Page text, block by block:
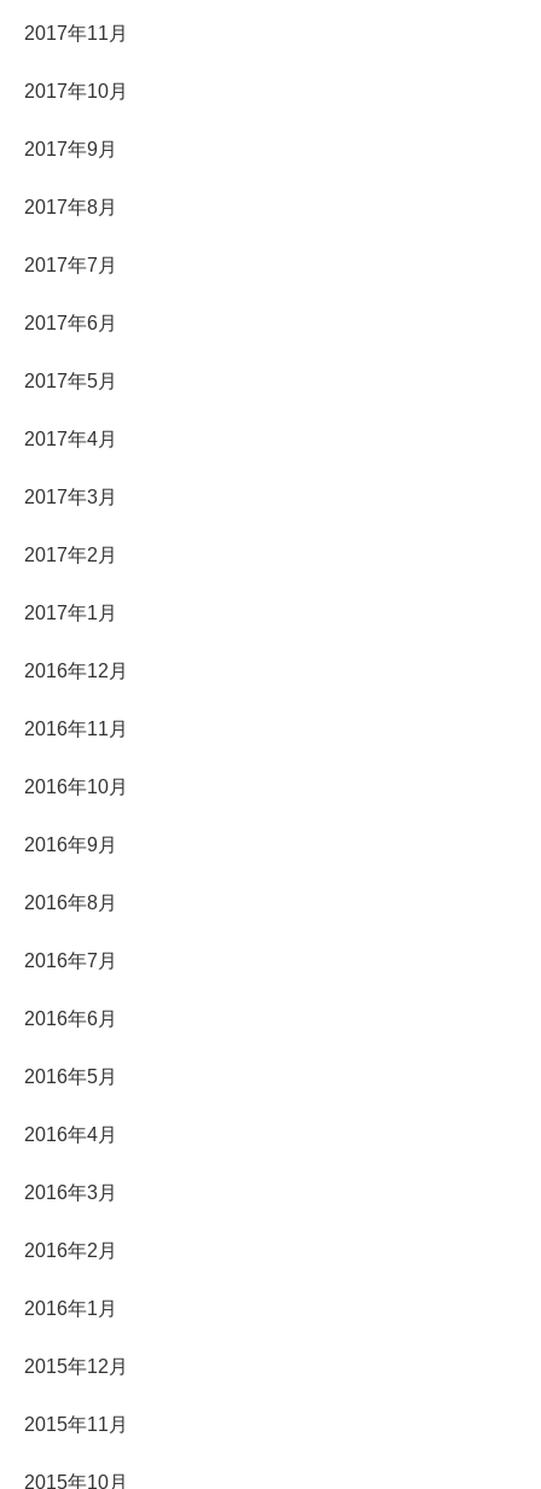
2017年11月
2017年10月
2017年9月
2017年8月
2017年7月
2017年6月
2017年5月
2017年4月
2017年3月
2017年2月
2017年1月
2016年12月
2016年11月
2016年10月
2016年9月
2016年8月
2016年7月
2016年6月
2016年5月
2016年4月
2016年3月
2016年2月
2016年1月
2015年12月
2015年11月
2015年10月